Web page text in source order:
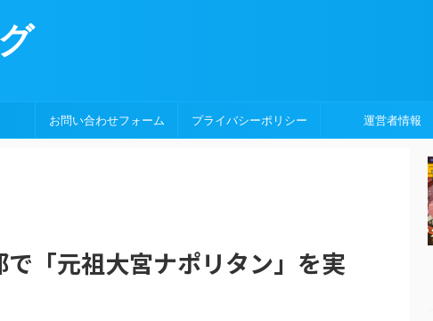
お問い合わせフォーム プライバシーポリシー 運営者情報
「元祖大宮ナポリタン」を実